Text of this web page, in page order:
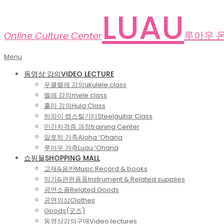
Online Culture Center LUAU 루아우
Primary
Menu
Menu
동영상 강의VIDEO LECTURE
우쿨렐레 강의ukulele class
멜레 강의mele class
훌라 강의Hula Class
하와이 랩스틸기타Steelguitar Class
민간자격증 과정training Center
알로하 가족Aloha ‘Ohana
루아우 가족Luau ‘Ohana
쇼핑몰SHOPPING MALL
교재&음반Music Record & books
악기&관련용품Instrument & Related supplies
공연소품Related Goods
공연의상Clothes
Goods(굿즈)
동영상강의구매Video lectures